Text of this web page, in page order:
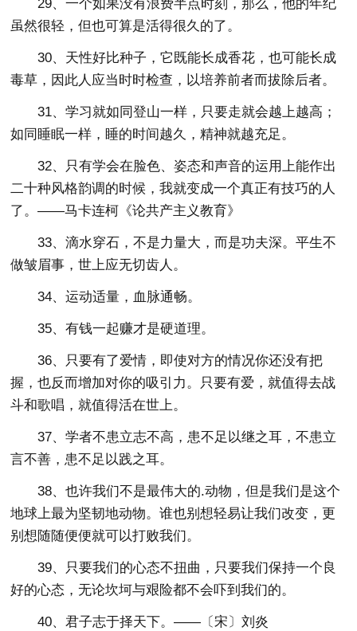
29、一个如果没有浪费半点时刻，那么，他的年纪
虽然很轻，但也可算是活得很久的了。
30、天性好比种子，它既能长成香花，也可能长成
毒草，因此人应当时时检查，以培养前者而拔除后者。
31、学习就如同登山一样，只要走就会越上越高；
如同睡眠一样，睡的时间越久，精神就越充足。
32、只有学会在脸色、姿态和声音的运用上能作出
二十种风格韵调的时候，我就变成一个真正有技巧的人
了。——马卡连柯《论共产主义教育》
33、滴水穿石，不是力量大，而是功夫深。平生不
做皱眉事，世上应无切齿人。
34、运动适量，血脉通畅。
35、有钱一起赚才是硬道理。
36、只要有了爱情，即使对方的情况你还没有把
握，也反而增加对你的吸引力。只要有爱，就值得去战
斗和歌唱，就值得活在世上。
37、学者不患立志不高，患不足以继之耳，不患立
言不善，患不足以践之耳。
38、也许我们不是最伟大的.动物，但是我们是这个
地球上最为坚韧地动物。谁也别想轻易让我们改变，更
别想随随便便就可以打败我们。
39、只要我们的心态不扭曲，只要我们保持一个良
好的心态，无论坎坷与艰险都不会吓到我们的。
40、君子志于择天下。——〔宋〕刘炎